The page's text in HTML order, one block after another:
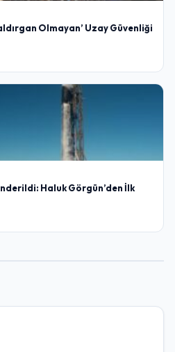
Olmayan’ Uzay Güvenliği
Haluk Görgün’den İlk